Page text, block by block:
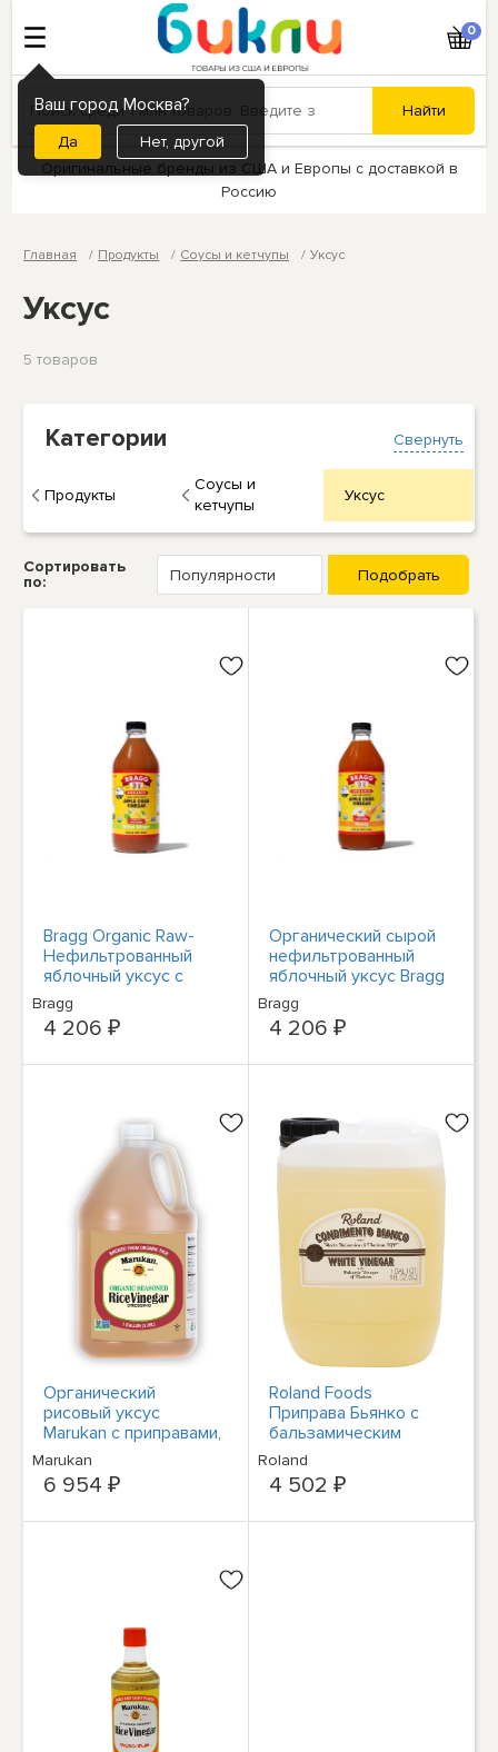
Ваш город Москва?
Нет, другой
0
Оригинальные бренды из США и Европы с доставкой в
Россию
Главная Продукты Соусы и кетчупы Уксус
Уксус
5 товаров
Свернуть
Категории
Продукты
Соусы и
кетчупы
Уксус
Сортировать
по:
Bragg Organic Raw-
Нефильтрованный
яблочный уксус с
добавлением
цитрусовых
Bragg
4 206 ₽
Органический сырой
нефильтрованный
яблочный уксус Bragg
с добавлением меда,
16 унций
Bragg
4 206 ₽
Органический
рисовый уксус
Marukan с приправами,
1 галлон (1 упаковка)
Marukan
6 954 ₽
Roland Foods
Приправа Бьянко с
бальзамическим
уксусом Модена,
Белый уксус, 5
Roland
4 502 ₽